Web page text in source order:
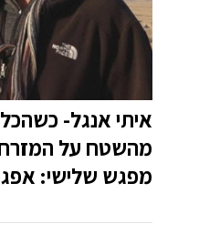
איתי אנגל-
מהשטח על המזרח
מפגש שלישי: